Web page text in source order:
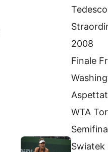
2008
Finale
WTA
Swiatek